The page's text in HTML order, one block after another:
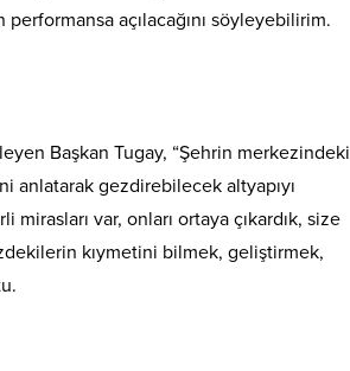
açılacağını söyleyebilirim.
Başkan Tugay, “Şehrin merkezindeki
gezdirebilecek altyapıyı
var, onları ortaya çıkardık, size
kıymetini bilmek, geliştirmek,